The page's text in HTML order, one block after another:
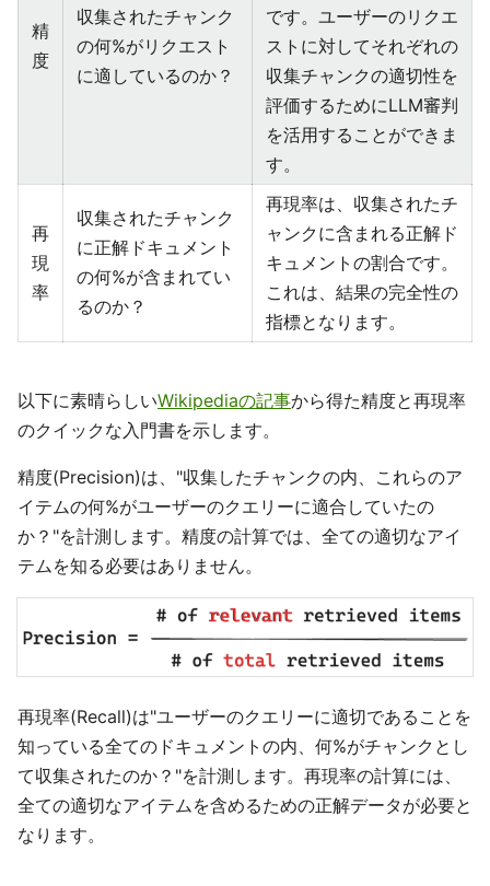
精
度
収集されたチャンク
の何%がリクエスト
に適しているのか？
です。ユーザーのリクエ
ストに対してそれぞれの
収集チャンクの適切性を
評価するためにLLM審判
を活用することができま
す。
再
現
率
収集されたチャンク
に正解ドキュメント
の何%が含まれてい
るのか？
再現率は、収集されたチ
ャンクに含まれる正解ド
キュメントの割合です。
これは、結果の完全性の
指標となります。
以下に素晴らしいWikipediaの記事から得た精度と再現率
のクイックな入門書を示します。
精度(Precision)は、"収集したチャンクの内、これらのア
イテムの何%がユーザーのクエリーに適合していたの
か？"を計測します。精度の計算では、全ての適切なアイ
テムを知る必要はありません。
再現率(Recall)は"ユーザーのクエリーに適切であることを
知っている全てのドキュメントの内、何%がチャンクとし
て収集されたのか？"を計測します。再現率の計算には、
全ての適切なアイテムを含めるための正解データが必要と
なります。